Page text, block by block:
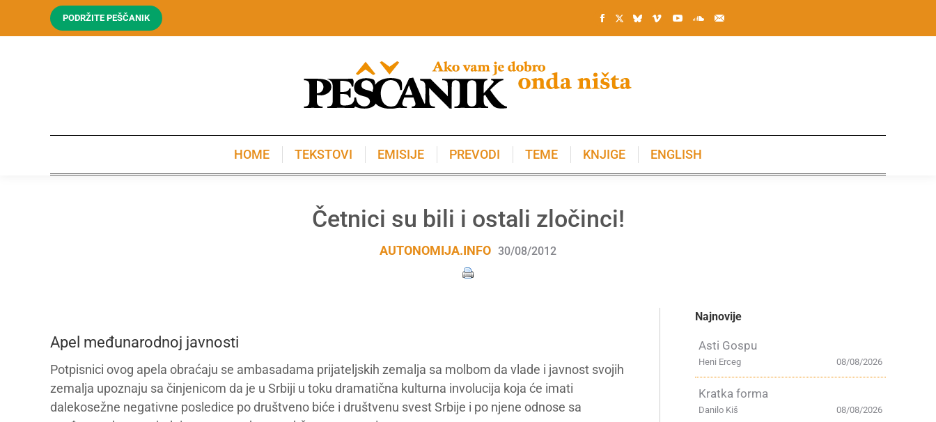
PODRŽITE PEŠČANIK
HOME TEKSTOVI EMISIJE PREVODI TEME KNJIGE ENGLISH
Četnici su bili i ostali zločinci!
AUTONOMIJA.INFO 30/08/2012
Apel međunarodnoj javnosti
Potpisnici ovog apela obraćaju se ambasadama prijateljskih zemalja sa molbom da vlade i javnost svojih
zemalja upoznaju sa činjenicom da je u Srbiji u toku dramatična kulturna involucija koja će imati
dalekosežne negativne posledice po društveno biće i društvenu svest Srbije i po njene odnose sa
Najnovije
Asti Gospu
08/08/2026
Heni Erceg
Kratka forma
08/08/2026
Danilo Kiš
KNJIGE ENGLISH